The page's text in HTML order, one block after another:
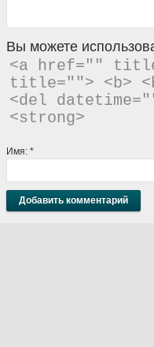
Вы можете
<a href=""
title=""> <b>
<del
<strong>
Имя: *